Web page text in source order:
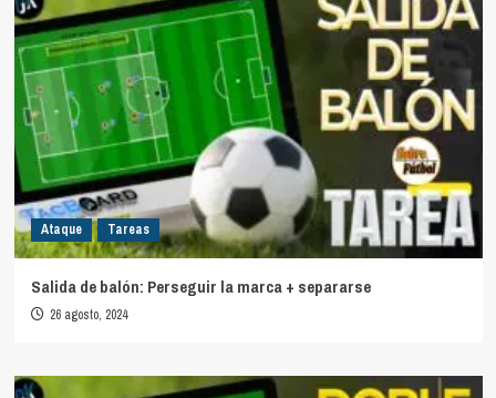
Ataque Tareas
Salida de balón: Perseguir la marca + separarse
26 agosto, 2024